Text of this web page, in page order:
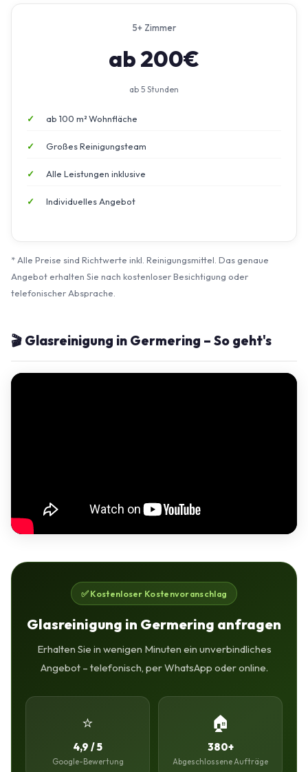
5+ Zimmer
ab 200€
ab 5 Stunden
ab 100 m² Wohnfläche
Großes Reinigungsteam
Alle Leistungen inklusive
Individuelles Angebot
* Alle Preise sind Richtwerte inkl. Reinigungsmittel. Das genaue
Angebot erhalten Sie nach kostenloser Besichtigung oder
telefonischer Absprache.
🎬 Glasreinigung in Germering – So geht's
✅ Kostenloser Kostenvoranschlag
Glasreinigung in Germering anfragen
Erhalten Sie in wenigen Minuten ein unverbindliches
Angebot – telefonisch, per WhatsApp oder online.
⭐
4,9 / 5
Google-Bewertung
🏠
380+
Abgeschlossene Aufträge